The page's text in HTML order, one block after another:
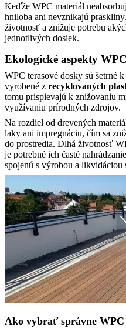
Keďže WPC materiál
hniloba ani nevznikajú
životnosť a znižuje potrebu
jednotlivých dosiek.
Ekologické aspekty
WPC terasové dosky sú šetrné
vyrobené z recyklovaných
tomu prispievajú k znižovaniu
využívaniu prírodných zdrojov.
Na rozdiel od drevených
laky ani impregnáciu, čím sa
do prostredia. Dlhá životnosť
je potrebné ich časté
spojenú s výrobou a likvidáciou
Ako vybrať správne WPC